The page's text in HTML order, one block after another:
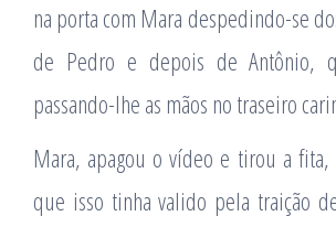
na porta com Mara despedindo-se
de Pedro e depois de Antônio,
passando-lhe as mãos no traseiro
Mara, apagou o vídeo e tirou a fita,
que isso tinha valido pela traição